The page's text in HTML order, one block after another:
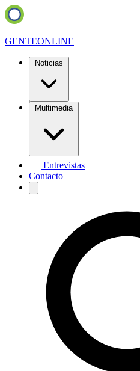
GENTEONLINE
Noticias
Multimedia
Entrevistas
Contacto